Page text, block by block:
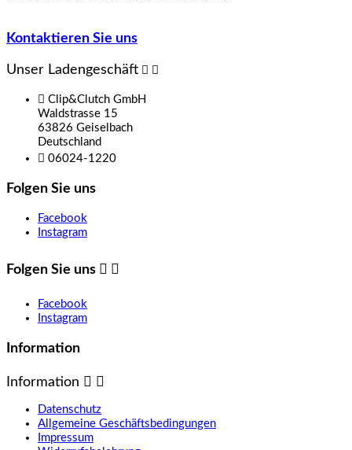
Kontaktieren Sie uns
Unser Ladengeschäft
Clip&Clutch GmbH
Waldstrasse 15
63826 Geiselbach
Deutschland
06024-1220
Folgen Sie uns
Facebook
Instagram
Folgen Sie uns  
Facebook
Instagram
Information
Information  
Datenschutz
Allgemeine Geschäftsbedingungen
Impressum